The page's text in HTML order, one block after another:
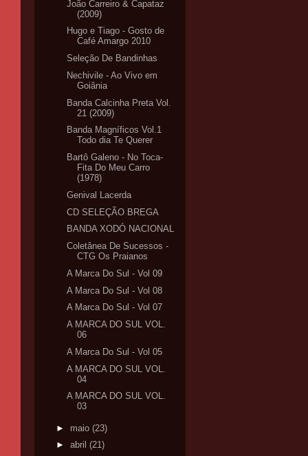
João Carreiro & Capataz
(2009)
Hugo e Tiago - Gosto de
Café Amargo 2010
Seleção De Bandinhas
Nechivile - Ao Vivo em
Goiânia
Banda Calcinha Preta Vol.
21 (2009)
Banda Magníficos Vol.1
Todo dia Te Querer
Bartô Galeno - No Toca-
Fita Do Meu Carro
(1978)
Genival Lacerda
CD SELEÇÃO BREGA
BANDA XODÓ NACIONAL
Coletânea De Sucessos -
CTG Os Praianos
A Marca Do Sul - Vol 09
A Marca Do Sul - Vol 08
A Marca Do Sul - Vol 07
A MARCA DO SUL VOL.
06
A Marca Do Sul - Vol 05
A MARCA DO SUL VOL.
04
A MARCA DO SUL VOL.
03
► maio (23)
► abril (21)